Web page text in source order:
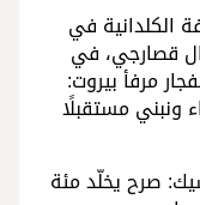
الكلدانية في
قصارجي، في
مرفأ بيروت:
ونبني مستقبلًا
صرح يخلّد مئة